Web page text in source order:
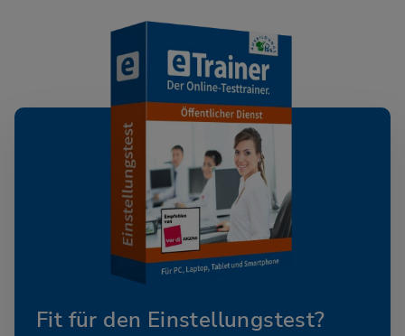
Fit für den Einstellungstest?